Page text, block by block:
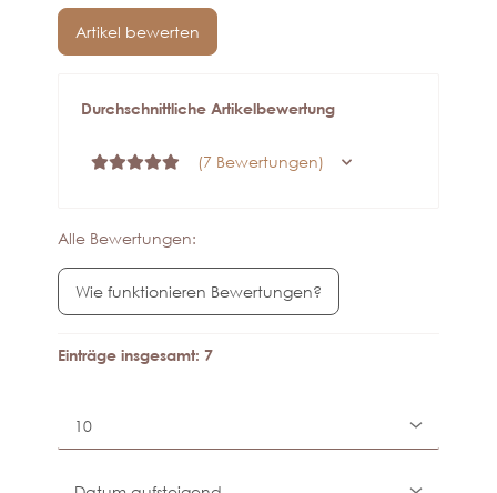
Durchschnittliche Artikelbewertung
(7 Bewertungen)
Artikel bewerten
Alle Bewertungen:
Wie funktionieren Bewertungen?
Einträge insgesamt: 7